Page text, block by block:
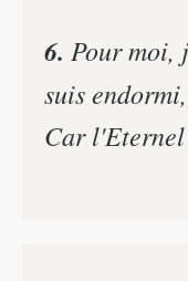
6. Pour moi,
suis
Car